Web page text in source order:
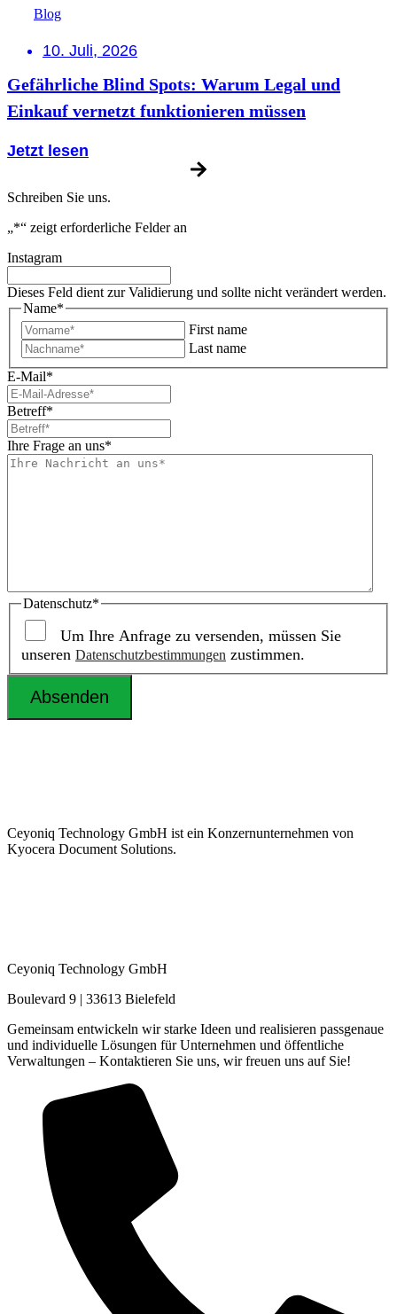
Blog
10. Juli, 2026
Gefährliche Blind Spots: Warum Legal und
Einkauf vernetzt funktionieren müssen
Jetzt lesen
Schreiben Sie uns.
„*“ zeigt erforderliche Felder an
Instagram
Dieses Feld dient zur Validierung und sollte nicht verändert werden.
Name*
First name
Last name
E-Mail*
Betreff*
Ihre Frage an uns*
Datenschutz*
Um Ihre Anfrage zu versenden, müssen Sie
unseren Datenschutzbestimmungen zustimmen.
Ceyoniq Technology GmbH ist ein Konzernunternehmen von
Kyocera Document Solutions.
Ceyoniq Technology GmbH
Boulevard 9 | 33613 Bielefeld
Gemeinsam entwickeln wir starke Ideen und realisieren passgenaue
und individuelle Lösungen für Unternehmen und öffentliche
Verwaltungen – Kontaktieren Sie uns, wir freuen uns auf Sie!